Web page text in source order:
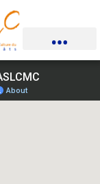
ARRIVE…